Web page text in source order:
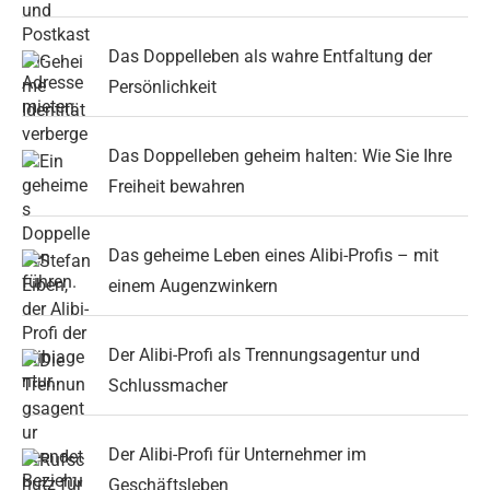
Das Doppelleben als wahre Entfaltung der
Persönlichkeit
Das Doppelleben geheim halten: Wie Sie Ihre
Freiheit bewahren
Das geheime Leben eines Alibi-Profis – mit
einem Augenzwinkern
Der Alibi-Profi als Trennungsagentur und
Schlussmacher
Der Alibi-Profi für Unternehmer im
Geschäftsleben